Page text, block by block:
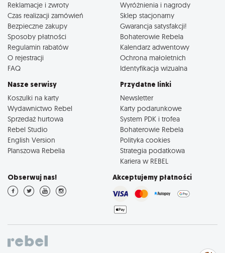
Reklamacje i zwroty
Czas realizacji zamówień
Bezpieczne zakupy
Sposoby płatności
Regulamin rabatów
O rejestracji
FAQ
Wyróżnienia i nagrody
Sklep stacjonarny
Gwarancja satysfakcji!
Bohaterowie Rebela
Kalendarz adwentowy
Ochrona małoletnich
Identyfikacja wizualna
Nasze serwisy
Koszulki na karty
Wydawnictwo Rebel
Sprzedaż hurtowa
Rebel Studio
English Version
Planszowa Rebelia
Przydatne linki
Newsletter
Karty podarunkowe
System PDK i trofea
Bohaterowie Rebela
Polityka cookies
Strategia podatkowa
Kariera w REBEL
Obserwuj nas! Akceptujemy płatności